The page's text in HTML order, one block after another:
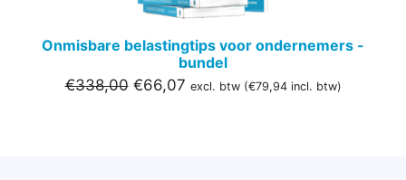
Onmisbare belastingtips voor ondernemers -
bundel
€338,00 Oorspronkelijke
€66,07Huidige
excl. btw (€79,94incl. btw)